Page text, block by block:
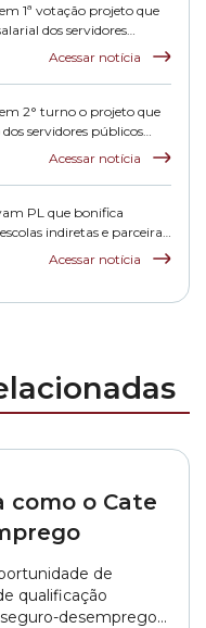
1ª votação projeto que
dos servidores
Acessar notícia
2° turno o projeto que
servidores públicos
Acessar notícia
PL que bonifica
indiretas e parceiras
Acessar notícia
como o Cate
de
qualificação
desemprego